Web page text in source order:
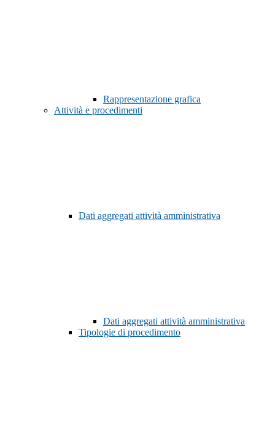
Rappresentazione grafica
Attività e procedimenti
Dati aggregati attività amministrativa
Dati aggregati attività amministrativa
Tipologie di procedimento